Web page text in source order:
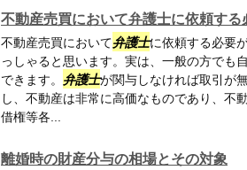
不動産売買において弁護士に依頼する
不動産売買において弁護士に依頼する必要
っしゃると思います。実は、一般の方でも
できます。 弁護士が関与しなければ取引が
し、不動産は非常に高価なものであり、不
借権等各...
離婚時の財産分与の相場とその対象